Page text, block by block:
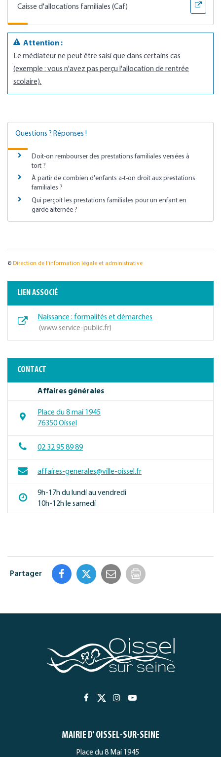
Caisse d'allocations familiales (Caf)
Attention :
Le médiateur ne peut être saisi que dans certains cas
(exemple : vous n'avez pas perçu l'allocation de rentrée
scolaire).
Questions ? Réponses !
Doit-on rembourser des prestations familiales versées à
tort ?
À partir de combien d'enfants a-t-on droit aux prestations
familiales ?
Qui perçoit les prestations familiales pour un enfant en
garde alternée ?
© Direction de l'information légale et administrative
LIEN ASSOCIÉ
Naissance : formalités et démarches
www.service-public.fr
CONTACT
Affaires générales
Place du 8 mai 1945
76350 Oissel
02 32 95 89 89
affaires-generales@ville-oissel.fr
9h-17h du lundi au vendredi
10h-12h le samedi
Partager
Imprimer
Lien
compte
Facebook
Lien
compte
Twitter
Lien
compte
Instagram
Lien
chaîne
Youtube
MAIRIE D' OISSEL-SUR-SEINE
Place du 8 Mai 1945